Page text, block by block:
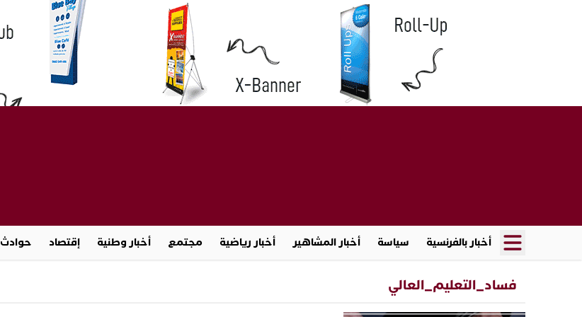
أخبار بالفرنسية سياسة أخبار المشاهير أخبار رياضية مجتمع أخبار وطنية إقتصاد حوادث
فساد_التعليم_العالي